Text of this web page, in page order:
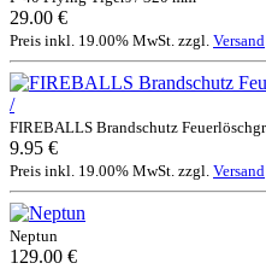
29.00 €
Preis inkl. 19.00% MwSt. zzgl. Versand
FIREBALLS Brandschutz
9.95 €
Preis inkl. 19.00% MwSt. zzgl. Versand
Neptun
129.00 €